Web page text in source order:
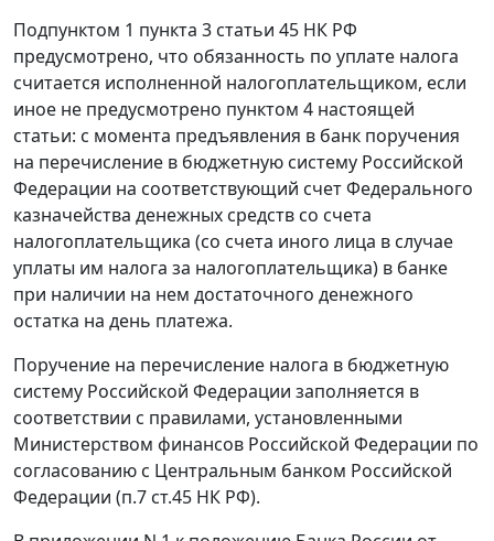
Подпунктом 1 пункта 3 статьи 45 НК РФ
предусмотрено, что обязанность по уплате налога
считается исполненной налогоплательщиком, если
иное не предусмотрено пунктом 4 настоящей
статьи: с момента предъявления в банк поручения
на перечисление в бюджетную систему Российской
Федерации на соответствующий счет Федерального
казначейства денежных средств со счета
налогоплательщика (со счета иного лица в случае
уплаты им налога за налогоплательщика) в банке
при наличии на нем достаточного денежного
остатка на день платежа.
Поручение на перечисление налога в бюджетную
систему Российской Федерации заполняется в
соответствии с правилами, установленными
Министерством финансов Российской Федерации по
согласованию с Центральным банком Российской
Федерации (п.7 ст.45 НК РФ).